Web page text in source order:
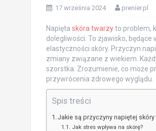
17 września 2024 prenier.pl
Napięta skóra twarzyto problem,
dolegliwości. To zjawisko,
elastyczności skóry. Przyczyn
zmiany związane z wiekiem.
szorstka. Zrozumienie, co może
przywrócenia zdrowego wyglądu.
Spis treści
Jakie są przyczyny napiętej skóry
Jak stres wpływa na skórę?